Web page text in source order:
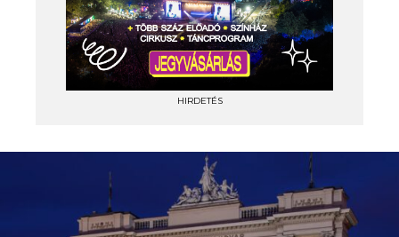
HIRDETÉS